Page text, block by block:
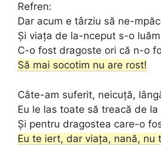
Refren:
Dar acum e târziu să ne-
Și viața de la-nceput s-o
C-o fost dragoste ori că n-o
Să mai socotim nu are rost!
Câte-am suferit, neicuță,
Eu le las toate să treacă de la
Și pentru dragostea care-o
Eu te iert, dar viața, nană, nu